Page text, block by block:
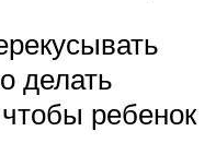
делать
ребенок